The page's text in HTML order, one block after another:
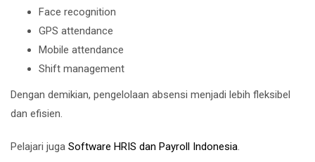
Face recognition
GPS attendance
Mobile attendance
Shift management
Dengan demikian, pengelolaan absensi menjadi lebih fleksibel
dan efisien.
Pelajari juga Software HRIS dan Payroll Indonesia.